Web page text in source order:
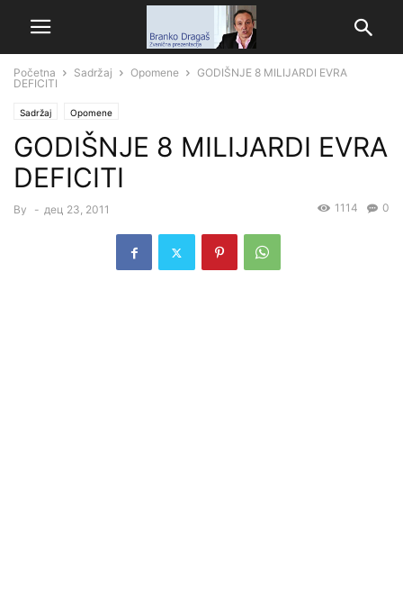
Početna Sadržaj Opomene
GODIŠNJE 8 MILIJARDI EVRA
DEFICITI
Sadržaj Opomene
GODIŠNJE 8 MILIJARDI EVRA
DEFICITI
By - дец 23, 2011 0
1114